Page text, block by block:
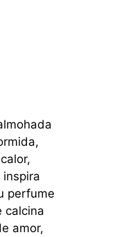
inspira
perfume
calcina
amor,